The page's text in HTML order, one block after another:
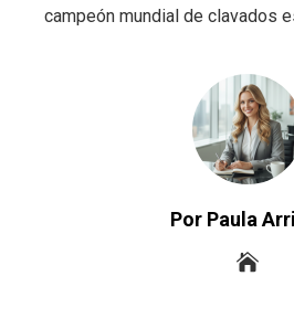
campeón mundial de clavados
Por Paula